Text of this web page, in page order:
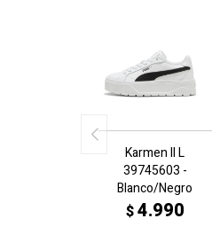
Karmen II L
39745603 -
Blanco/Negro
$4.990